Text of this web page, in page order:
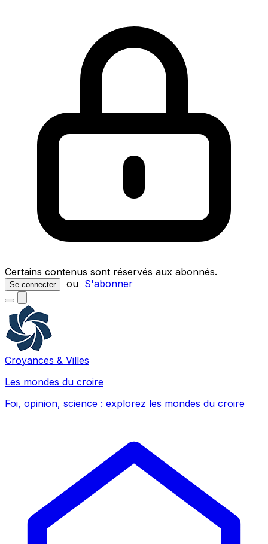
Certains contenus sont réservés aux abonnés.
Se connecter ou S'abonner
Croyances & Villes
Les mondes du croire
Foi, opinion, science : explorez les mondes du croire